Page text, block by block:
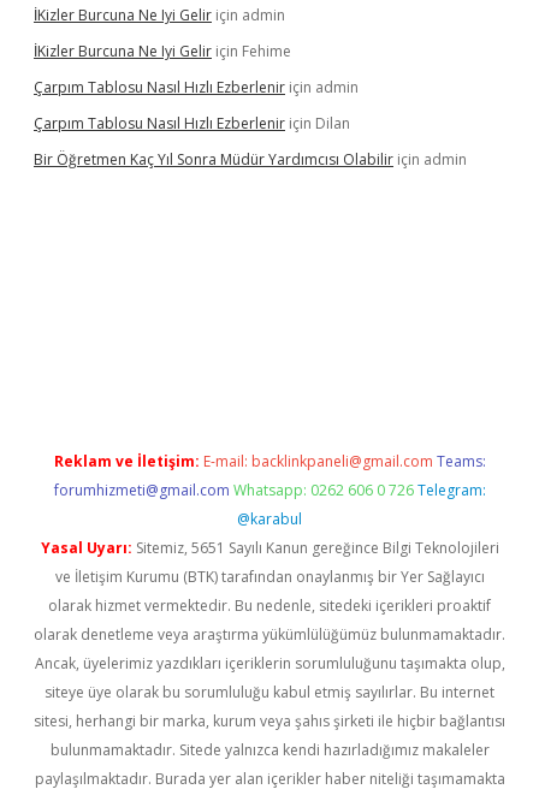
İKizler Burcuna Ne Iyi Gelir için admin
İKizler Burcuna Ne Iyi Gelir için Fehime
Çarpım Tablosu Nasıl Hızlı Ezberlenir için admin
Çarpım Tablosu Nasıl Hızlı Ezberlenir için Dilan
Bir Öğretmen Kaç Yıl Sonra Müdür Yardımcısı Olabilir için admin
Reklam ve İletişim: E-mail: backlinkpaneli@gmail.com Teams:
forumhizmeti@gmail.com Whatsapp: 0262 606 0 726 Telegram:
@karabul
Yasal Uyarı: Sitemiz, 5651 Sayılı Kanun gereğince Bilgi Teknolojileri
ve İletişim Kurumu (BTK) tarafından onaylanmış bir Yer Sağlayıcı
olarak hizmet vermektedir. Bu nedenle, sitedeki içerikleri proaktif
olarak denetleme veya araştırma yükümlülüğümüz bulunmamaktadır.
Ancak, üyelerimiz yazdıkları içeriklerin sorumluluğunu taşımakta olup,
siteye üye olarak bu sorumluluğu kabul etmiş sayılırlar. Bu internet
sitesi, herhangi bir marka, kurum veya şahıs şirketi ile hiçbir bağlantısı
bulunmamaktadır. Sitede yalnızca kendi hazırladığımız makaleler
paylaşılmaktadır. Burada yer alan içerikler haber niteliği taşımamakta